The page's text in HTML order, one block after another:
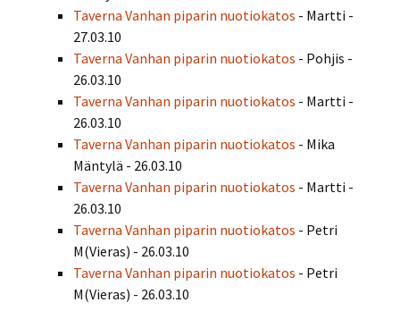
Taverna Vanhan piparin nuotiokatos - Martti -
27.03.10
Taverna Vanhan piparin nuotiokatos - Pohjis -
26.03.10
Taverna Vanhan piparin nuotiokatos - Martti -
26.03.10
Taverna Vanhan piparin nuotiokatos - Mika
Mäntylä - 26.03.10
Taverna Vanhan piparin nuotiokatos - Martti -
26.03.10
Taverna Vanhan piparin nuotiokatos - Petri
M(Vieras) - 26.03.10
Taverna Vanhan piparin nuotiokatos - Petri
M(Vieras) - 26.03.10